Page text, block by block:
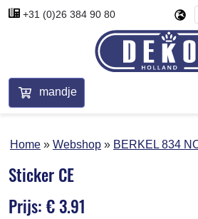
+31 (0)26 384 90 80
mandje
Home Webshop BERKEL 834
Sticker CE
Prijs: € 3.91